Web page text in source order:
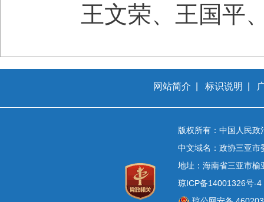
王文荣、王国平
网站简介 标识说明
版权所有：中国人民
中文域名：政协三亚市
地址：海南省三亚市榆
琼ICP备14001326号-4